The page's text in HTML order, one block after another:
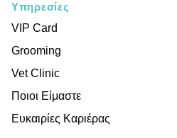
Υπηρεσίες
VIP Card
Grooming
Vet Clinic
Ποιοι Είμαστε
Ευκαιρίες Καριέρας